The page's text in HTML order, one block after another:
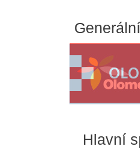
Hlavní